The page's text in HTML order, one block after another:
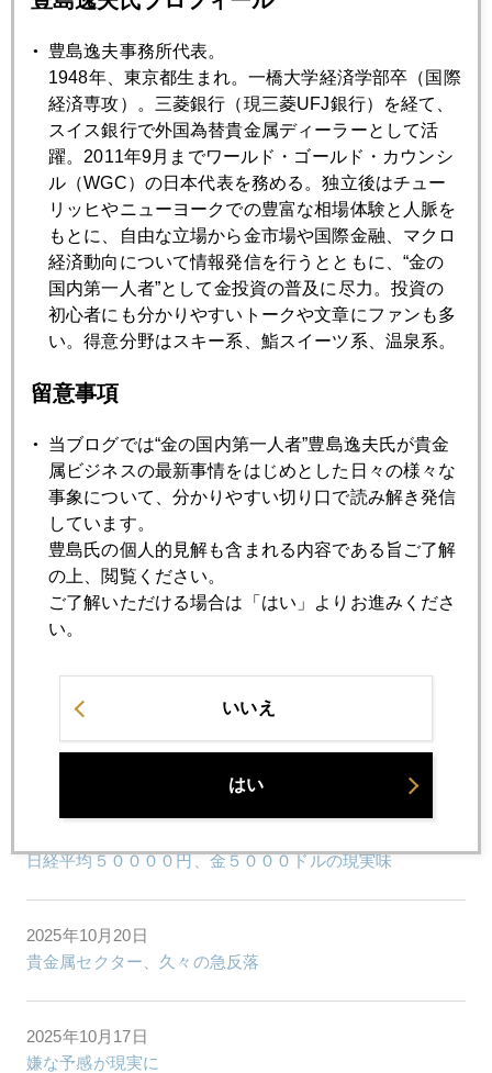
金急騰をＦＯＭＯで説明することの危うさ
2025年10月30日
ＦＯＭＣと米中会談と日銀会合が同日進行
2025年10月29日
求む、金専門家！人材不足が顕在化
2025年10月28日
金４０００ドル割れ
日経平均５万超え、ＮＹ金は下落
2025年10月24日
国際金価格、４１００ドル台で、睨みあい
2025年10月23日
日経平均５００００円、金５０００ドルの現実味
2025年10月20日
貴金属セクター、久々の急反落
2025年10月17日
嫌な予感が現実に
豊島逸夫事務所代表。
1948年、東京都生まれ。一橋大学経済学部卒（国際
経済専攻）。三菱銀行（現三菱UFJ銀行）を経て、
スイス銀行で外国為替貴金属ディーラーとして活
躍。2011年9月までワールド・ゴールド・カウンシ
ル（WGC）の日本代表を務める。独立後はチュー
リッヒやニューヨークでの豊富な相場体験と人脈を
もとに、自由な立場から金市場や国際金融、マクロ
経済動向について情報発信を行うとともに、“金の
国内第一人者”として金投資の普及に尽力。投資の
初心者にも分かりやすいトークや文章にファンも多
い。得意分野はスキー系、鮨スイーツ系、温泉系。
留意事項
当ブログでは“金の国内第一人者”豊島逸夫氏が貴金
属ビジネスの最新事情をはじめとした日々の様々な
事象について、分かりやすい切り口で読み解き発信
しています。
豊島氏の個人的見解も含まれる内容である旨ご了解
の上、閲覧ください。
ご了解いただける場合は「はい」よりお進みくださ
い。
いいえ
はい